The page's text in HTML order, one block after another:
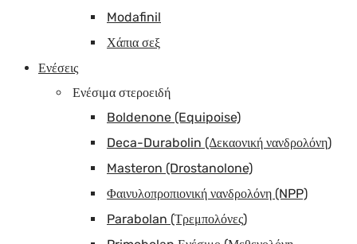
Modafinil
Χάπια σεξ
Ενέσεις
Ενέσιμα στεροειδή
Boldenone (Equipoise)
Deca-Durabolin (Δεκαονική νανδρολόνη)
Masteron (Drostanolone)
Φαινυλοπροπιονική νανδρολόνη (NPP)
Parabolan (Τρεμπολόνες)